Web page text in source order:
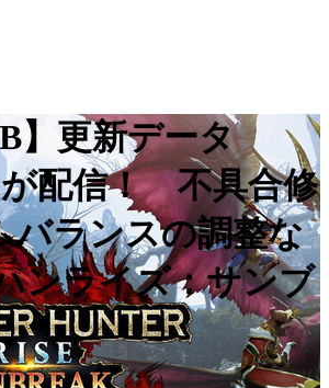
】更新データ
が配信！ 不具合修
バランスの調整な
ンライズ：サンブ